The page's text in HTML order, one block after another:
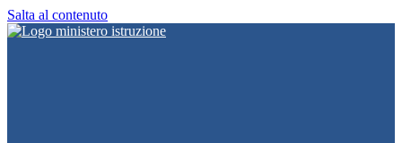
Salta al contenuto